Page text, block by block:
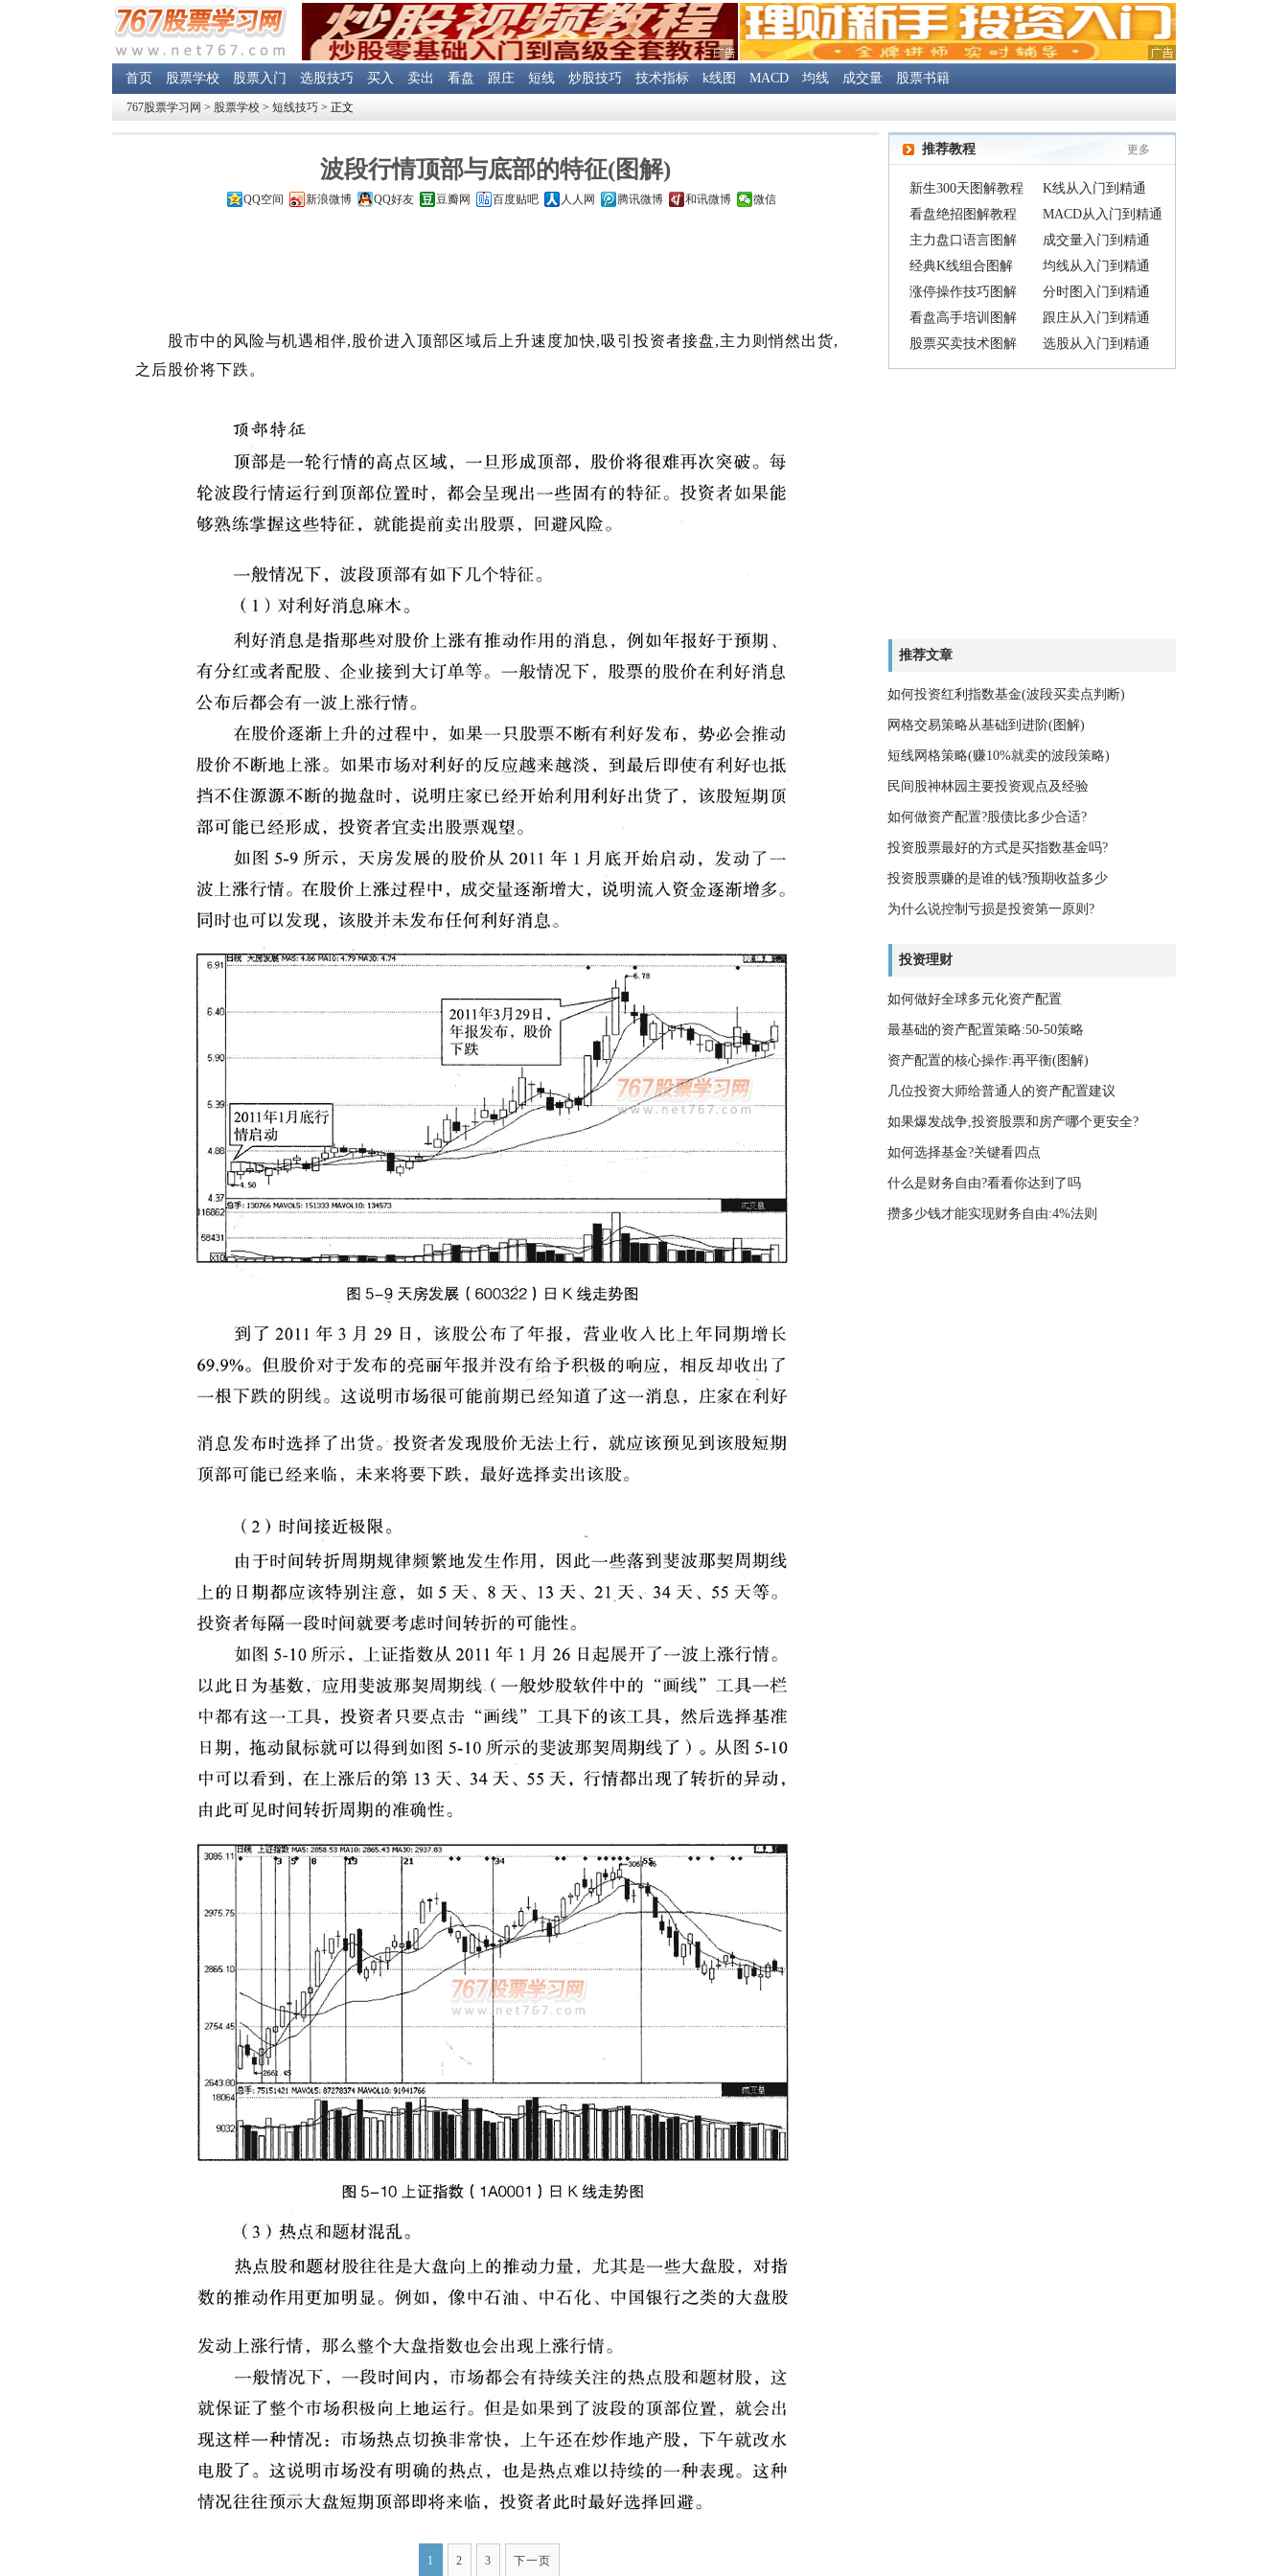
首页 股票学校 股票入门 选股技巧 买入 卖出 看盘 跟庄 短线 炒股技巧 技术指标 k线图 MACD 均线 成交量 股票书籍
767股票学习网 > 股票学校 > 短线技巧 > 正文
波段行情顶部与底部的特征(图解)
QQ空间 新浪微博 QQ好友 豆瓣网 百度贴吧 人人网 腾讯微博 和讯微博 微信
股市中的风险与机遇相伴,股价进入顶部区域后上升速度加快,吸引投资者接盘,主力则悄然出货,
之后股价将下跌。
1 2 3 下一页
推荐教程 更多
新生300天图解教程
看盘绝招图解教程
主力盘口语言图解
经典K线组合图解
涨停操作技巧图解
看盘高手培训图解
股票买卖技术图解
K线从入门到精通
MACD从入门到精通
成交量入门到精通
均线从入门到精通
分时图入门到精通
跟庄从入门到精通
选股从入门到精通
推荐文章
如何投资红利指数基金(波段买卖点判断)
网格交易策略从基础到进阶(图解)
短线网格策略(赚10%就卖的波段策略)
民间股神林园主要投资观点及经验
如何做资产配置?股债比多少合适?
投资股票最好的方式是买指数基金吗?
投资股票赚的是谁的钱?预期收益多少
为什么说控制亏损是投资第一原则?
投资理财
如何做好全球多元化资产配置
最基础的资产配置策略:50-50策略
资产配置的核心操作:再平衡(图解)
几位投资大师给普通人的资产配置建议
如果爆发战争,投资股票和房产哪个更安全?
如何选择基金?关键看四点
什么是财务自由?看看你达到了吗
攒多少钱才能实现财务自由:4%法则